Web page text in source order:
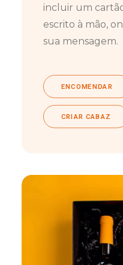
incluir um
escrito à mão,
sua mensagem.
ENCOMENDAR
CRIAR CABAZ